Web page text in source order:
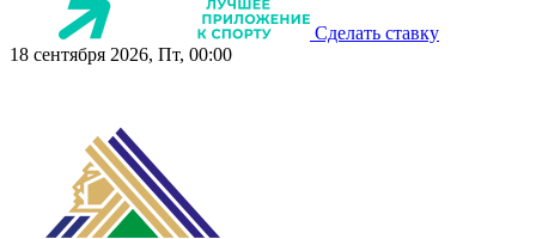
Сделать ставку
18 сентября 2026, Пт, 00:00